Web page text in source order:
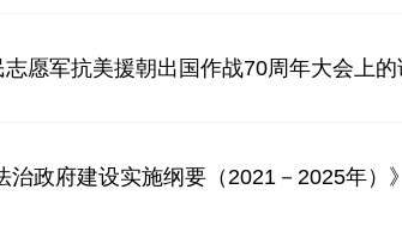
愿军抗美援朝出国作战70周年大会上的
政府建设实施纲要（2021－2025年）》